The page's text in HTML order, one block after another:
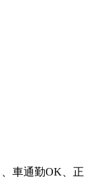
車通勤OK、正